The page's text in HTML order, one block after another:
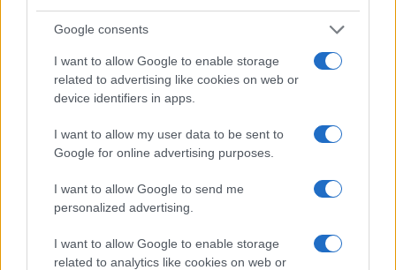
Google consents
I want to allow Google to enable storage
related to advertising like cookies on web or
device identifiers in apps.
I want to allow my user data to be sent to
Google for online advertising purposes.
I want to allow Google to send me
personalized advertising.
I want to allow Google to enable storage
related to analytics like cookies on web or
Sigue leyendo
FISCO